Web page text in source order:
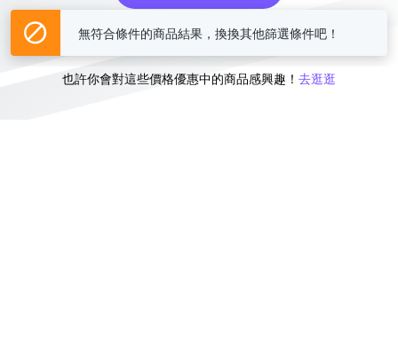
或
也許你會對這些價格優惠中的商品感興趣！ 去逛逛
無符合條件的商品結果，換換其他篩選條件吧！